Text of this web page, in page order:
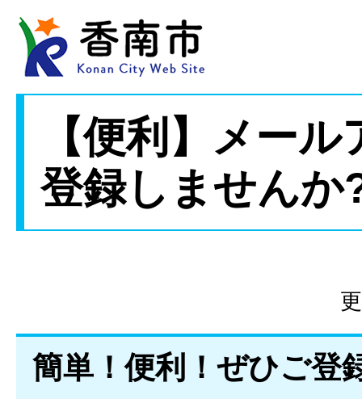
【便利】メー
登録しませんか
簡単！便利！ぜひご登